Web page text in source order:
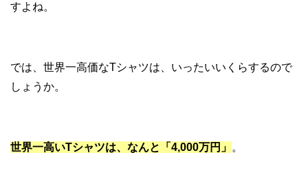
すよね。
では、世界一高価なTシャツは、いったいいくらするので
しょうか。
世界一高いTシャツは、なんと「4,000万円」 。